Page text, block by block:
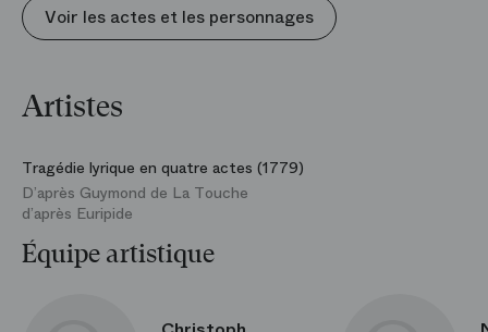
Voir les actes et les personnages
Artistes
Tragédie lyrique en quatre actes (1779)
D’après Guymond de La Touche
d’après Euripide
Équipe artistique